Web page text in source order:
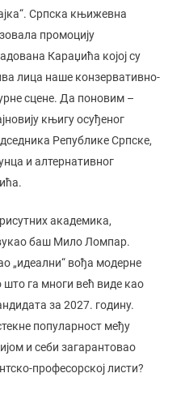
Српска књижевна
промоцију
Караџића којој су
лица наше конзервативно-
сцене. Да поновим –
књигу осуђеног
Републике Српске,
и алтернативног
академика,
баш Мило Ломпар.
„идеални“ вођа модерне
га многи већ виде као
за 2027. годину.
популарност међу
и себи загарантовао
професорској листи?